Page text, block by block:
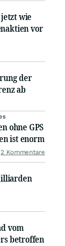
wie
vor
der
ab
ohne GPS
ist enorm
2 Kommentare
vom
betroffen